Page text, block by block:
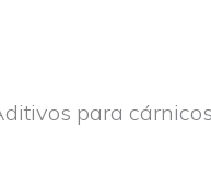
para cárnicos